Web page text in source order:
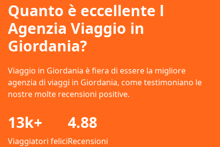
Quanto è eccellente l
Agenzia Viaggio in
Giordania?
Viaggio in Giordania è fiera di essere la migliore
agenzia di viaggi in Giordania, come testimoniano le
nostre molte recensioni positive.
13k+
Viaggiatori felici
4.88
Recensioni